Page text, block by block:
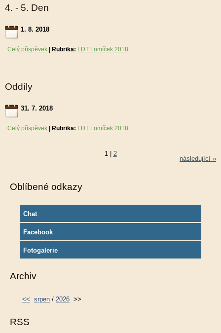
4. - 5. Den
1. 8. 2018
Celý příspěvek Rubrika: LDT Lomíček 2018
Oddíly
31. 7. 2018
Celý příspěvek Rubrika: LDT Lomíček 2018
1 2
následující »
Oblíbené odkazy
Chat
Facebook
Fotogalerie
Archiv
<< srpen / 2026 >>
RSS